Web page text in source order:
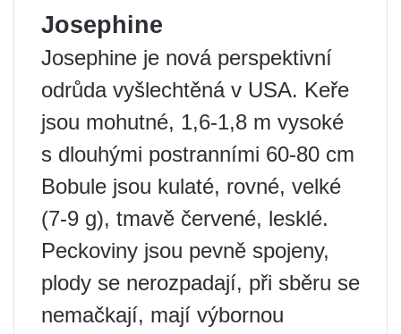
Josephine
Josephine je nová perspektivní
odrůda vyšlechtěná v USA. Keře
jsou mohutné, 1,6-1,8 m vysoké
s dlouhými postranními 60-80 cm
Bobule jsou kulaté, rovné, velké
(7-9 g), tmavě červené, lesklé.
Peckoviny jsou pevně spojeny,
plody se nerozpadají, při sběru se
nemačkají, mají výbornou